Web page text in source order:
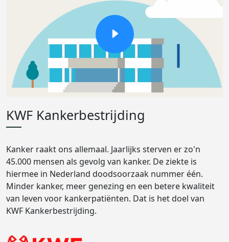
KWF Kankerbestrijding
Kanker raakt ons allemaal. Jaarlijks sterven er zo'n
45.000 mensen als gevolg van kanker. De ziekte is
hiermee in Nederland doodsoorzaak nummer één.
Minder kanker, meer genezing en een betere kwaliteit
van leven voor kankerpatiënten. Dat is het doel van
KWF Kankerbestrijding.